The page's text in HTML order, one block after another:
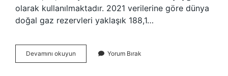
olarak kullanılmaktadır. 2021 verilerine göre dünya
doğal gaz rezervleri yaklaşık 188,1…
Devamını okuyun
Gaz
Yorum Bırak